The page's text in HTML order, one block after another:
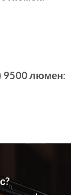
9500 люмен: